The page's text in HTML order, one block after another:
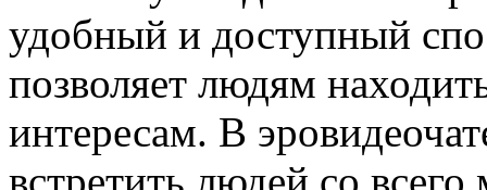
удобный и доступный
позволяет людям
интересам. В
встретить людей со